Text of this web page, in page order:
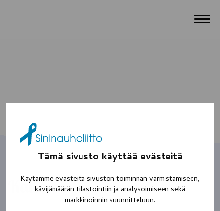
Tämä sivusto käyttää evästeitä
Käytämme evästeitä sivuston toiminnan varmistamiseen,
kävijämäärän tilastointiin ja analysoimiseen sekä
markkinoinnin suunnitteluun.
Kalle